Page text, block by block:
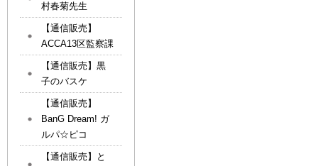
村春菊先生
【通信販売】
ACCA13区監察課
【通信販売】黒
子のバスケ
【通信販売】
BanG Dream! ガ
ルパ☆ピコ
【通信販売】と